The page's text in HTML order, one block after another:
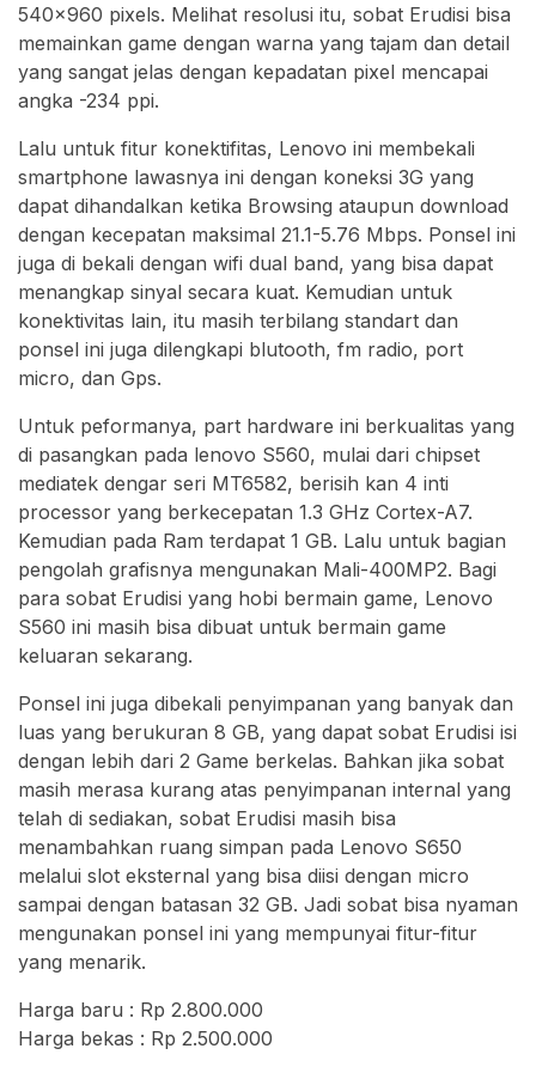
540×960 pixels. Melihat resolusi itu, sobat Erudisi bisa
memainkan game dengan warna yang tajam dan detail
yang sangat jelas dengan kepadatan pixel mencapai
angka -234 ppi.
Lalu untuk fitur konektifitas, Lenovo ini membekali
smartphone lawasnya ini dengan koneksi 3G yang
dapat dihandalkan ketika Browsing ataupun download
dengan kecepatan maksimal 21.1-5.76 Mbps. Ponsel ini
juga di bekali dengan wifi dual band, yang bisa dapat
menangkap sinyal secara kuat. Kemudian untuk
konektivitas lain, itu masih terbilang standart dan
ponsel ini juga dilengkapi blutooth, fm radio, port
micro, dan Gps.
Untuk peformanya, part hardware ini berkualitas yang
di pasangkan pada lenovo S560, mulai dari chipset
mediatek dengar seri MT6582, berisih kan 4 inti
processor yang berkecepatan 1.3 GHz Cortex-A7.
Kemudian pada Ram terdapat 1 GB. Lalu untuk bagian
pengolah grafisnya mengunakan Mali-400MP2. Bagi
para sobat Erudisi yang hobi bermain game, Lenovo
S560 ini masih bisa dibuat untuk bermain game
keluaran sekarang.
Ponsel ini juga dibekali penyimpanan yang banyak dan
luas yang berukuran 8 GB, yang dapat sobat Erudisi isi
dengan lebih dari 2 Game berkelas. Bahkan jika sobat
masih merasa kurang atas penyimpanan internal yang
telah di sediakan, sobat Erudisi masih bisa
menambahkan ruang simpan pada Lenovo S650
melalui slot eksternal yang bisa diisi dengan micro
sampai dengan batasan 32 GB. Jadi sobat bisa nyaman
mengunakan ponsel ini yang mempunyai fitur-fitur
yang menarik.
Harga baru : Rp 2.800.000
Harga bekas : Rp 2.500.000